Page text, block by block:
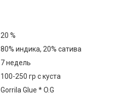
20 %
80% индика, 20% сатива
7 недель
100-250 гр с куста
Gorrila Glue * O.G